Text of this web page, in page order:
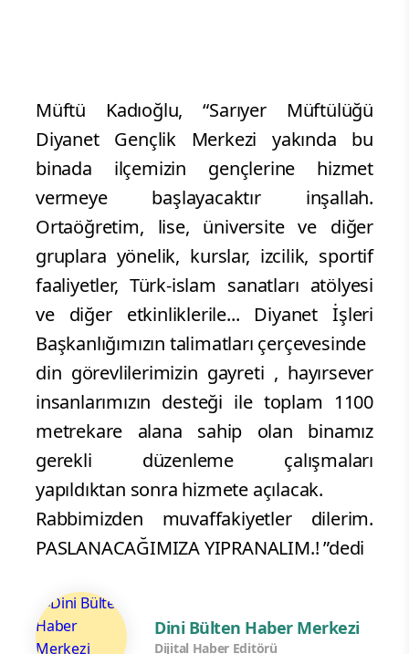
Müftü Kadıoğlu, “Sarıyer Müftülüğü
Diyanet Gençlik Merkezi yakında bu
binada ilçemizin gençlerine hizmet
vermeye başlayacaktır inşallah.
Ortaöğretim, lise, üniversite ve diğer
gruplara yönelik, kurslar, izcilik, sportif
faaliyetler, Türk-islam sanatları atölyesi
ve diğer etkinliklerile... Diyanet İşleri
Başkanlığımızın talimatları çerçevesinde
din görevlilerimizin gayreti , hayırsever
insanlarımızın desteği ile toplam 1100
metrekare alana sahip olan binamız
gerekli düzenleme çalışmaları
yapıldıktan sonra hizmete açılacak.
Rabbimizden muvaffakiyetler dilerim.
PASLANACAĞIMIZA YIPRANALIM.! ”dedi
Dini Bülten Haber Merkezi
Dijital Haber Editörü